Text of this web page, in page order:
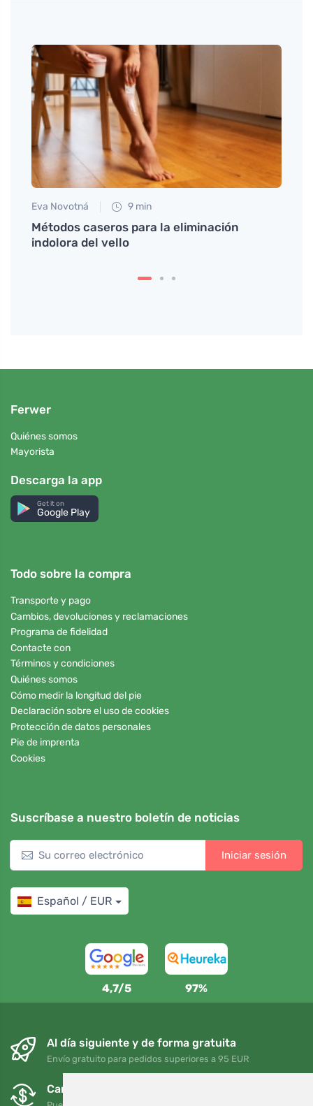
Eva Novotná 9 min
Métodos caseros para la eliminación
indolora del vello
Ferwer
Quiénes somos
Mayorista
Descarga la app
Get it on
Google Play
Todo sobre la compra
Transporte y pago
Cambios, devoluciones y reclamaciones
Programa de fidelidad
Contacte con
Términos y condiciones
Quiénes somos
Cómo medir la longitud del pie
Declaración sobre el uso de cookies
Protección de datos personales
Pie de imprenta
Cookies
Suscríbase a nuestro boletín de noticias
Iniciar sesión
Español / EUR
4,7/5 97%
Al día siguiente y de forma gratuita
Envío gratuito para pedidos superiores a 95 EUR
Cambios y devoluciones gratuitos